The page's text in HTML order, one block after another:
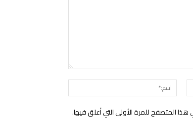
التعليق:
اسم:*
البريد
الإلكتروني:*
المتصفح للمرة الأولى التي أعلق فيها.